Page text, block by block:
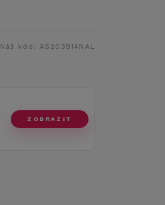
Náš kód: AS203914NAL
ZOBRAZIT